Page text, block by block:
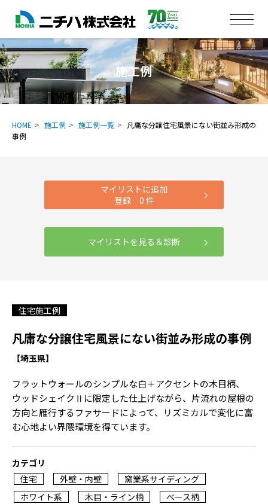
施工例
HOME 施工例 施工例一覧
凡庸な分譲住宅風景にない街並み形成の
事例
マイリストに追加
登録 0 件
マイリストを見る＆診断
住宅施工例
凡庸な分譲住宅風景にない街並み形成の事例
【埼玉県】
フラットウォールのシンプルな白＋アクセントの木目柄、
ウッドシェイクⅡに限定した仕上げながら、片流れの屋根の
方向と雁行するファサードによって、リズミカルで変化に富
む心地よい界隈環境を得ています。
カテゴリ
住宅
外壁・内壁
窯業系サイディング
ホワイト系
木目・ライン柄
ベース柄